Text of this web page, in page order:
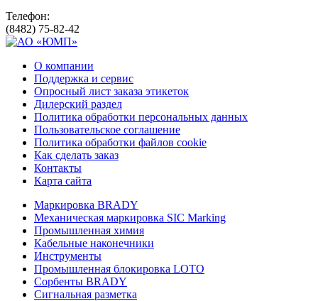
Телефон:
(8482) 75-82-42
О компании
Поддержка и сервис
Опросный лист заказа этикеток
Дилерский раздел
Политика обработки персональных данных
Пользовательское соглашение
Политика обработки файлов cookie
Как сделать заказ
Контакты
Карта сайта
Маркировка BRADY
Механическая маркировка SIC Marking
Промышленная химия
Кабельные наконечники
Инструменты
Промышленная блокировка LOTO
Сорбенты BRADY
Сигнальная разметка